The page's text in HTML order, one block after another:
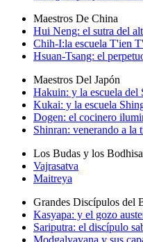
Maestros De China
Hui Neng: el sutra del
Chih-I:la escuela T'ien
Hsuan-Tsang: el
Maestros Del Japón
Hakuin: y la escuela del
Kukai: y la escuela
Dogen: el cocinero
Shinran: venerando a la
Los Budas y los
Vajrasatva
Maitreya
Grandes Discípulos del
Kasyapa: y el gozo
Sariputra: el discípulo
Modgalyayana y sus